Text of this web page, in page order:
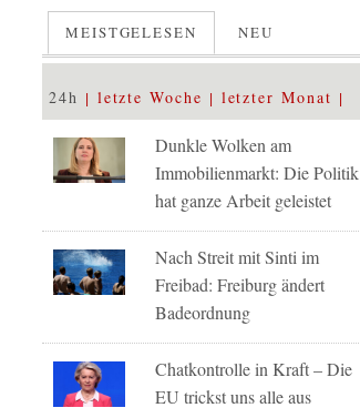
MEISTGELESEN NEU
24h letzte Woche letzter Monat
Dunkle Wolken am
Immobilienmarkt: Die Politik
hat ganze Arbeit geleistet
Nach Streit mit Sinti im
Freibad: Freiburg ändert
Badeordnung
Chatkontrolle in Kraft – Die
EU trickst uns alle aus